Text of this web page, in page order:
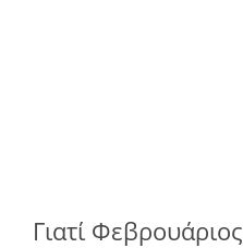
Γιατί Φεβρουάριος